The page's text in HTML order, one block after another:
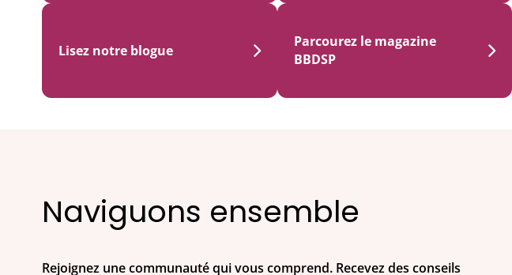
Lisez notre blogue
Parcourez le magazine
BBDSP
Naviguons ensemble
Rejoignez une communauté qui vous comprend. Recevez des conseils